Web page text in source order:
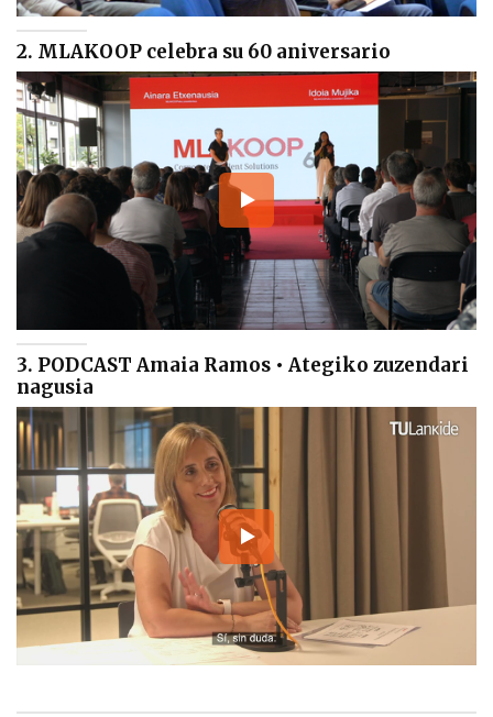
2. MLAKOOP celebra su 60 aniversario
3. PODCAST Amaia Ramos • Ategiko zuzendari
nagusia